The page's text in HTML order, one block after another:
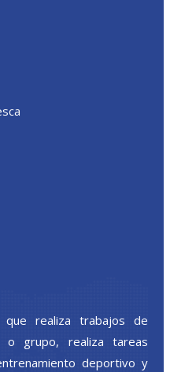
realiza trabajos de
o grupo, realiza tareas
deportivo y